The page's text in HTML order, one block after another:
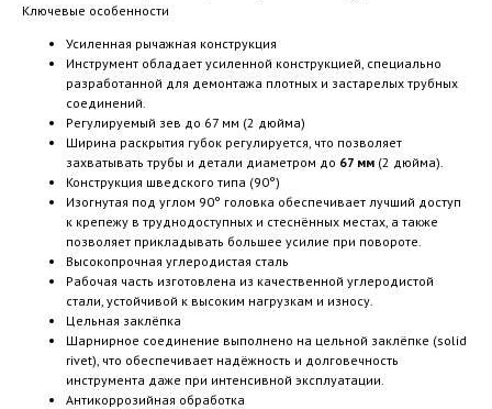
Ключевые особенности
Усиленная рычажная конструкция
Инструмент обладает усиленной конструкцией, специально
разработанной для демонтажа плотных и застарелых трубных
соединений.
Регулируемый зев до 67 мм (2 дюйма)
Ширина раскрытия губок регулируется, что позволяет
захватывать трубы и детали диаметром до 67 мм (2 дюйма).
Конструкция шведского типа (90°)
Изогнутая под углом 90° головка обеспечивает лучший доступ
к крепежу в труднодоступных и стеснённых местах, а также
позволяет прикладывать большее усилие при повороте.
Высокопрочная углеродистая сталь
Рабочая часть изготовлена из качественной углеродистой
стали, устойчивой к высоким нагрузкам и износу.
Цельная заклёпка
Шарнирное соединение выполнено на цельной заклёпке (solid
rivet), что обеспечивает надёжность и долговечность
инструмента даже при интенсивной эксплуатации.
Антикоррозийная обработка